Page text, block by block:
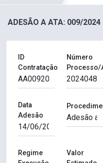
ADESÃO A ATA: 009/2024
ID
Contratação
Número
Processo/
Data
Adesão
Regime
Valor